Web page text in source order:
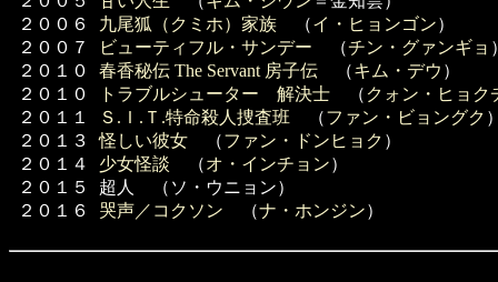
２００６
２００７
２０１０
２０１０
２０１１
２０１３
２０１４
２０１５
２０１６
九尾狐（クミホ）家族 （イ・ヒョンゴン）
ビューティフル・サンデー （チン・グァンギョ
春香秘伝 The Servant 房子伝 （キム・デウ ）
トラブルシューター 解決士 （ クォン・ヒョク
Ｓ.Ｉ.Ｔ.特命殺人捜査班 （ファン・ビョングク
怪しい彼女 （ファン・ドンヒョク ）
少女怪談 （オ・インチョン）
超人 （ソ・ウニョン）
哭声／コクソン （ナ・ホンジン）